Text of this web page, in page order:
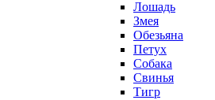
Лошадь
Змея
Обезьяна
Петух
Собака
Свинья
Тигр